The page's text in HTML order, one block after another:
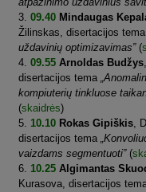
09.40 Mindaugas
Žilinskas, disertacijos tema
uždavinių optimizavimas”(
09.55 Arnoldas Budžys
disertacijos tema
kompiuterių tinkluose
(skaidrės)
10.10 Rokas Gipiškis,
disertacijos tema
vaizdams segmentuoti”(
10.25 Algimantas
Kurasova, disertacijos